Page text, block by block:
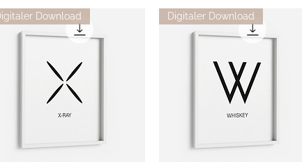
Download Digitaler Download